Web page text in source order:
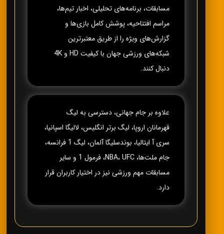
مسابقات، برنامه‌های تحلیلی، اخبار تیم‌ها،
مراسم افتتاحیه، پوشش کامل بازی‌ها و
گزارش‌های ویژه را از طریق معتبرترین
شبکه‌های ورزشی جهان با کیفیت HD و 4K
دنبال کنند.
علاوه بر جام جهانی، دسترسی به لیگ
قهرمانان اروپا، لیگ برتر انگلیس، لالیگا اسپانیا،
سری آ ایتالیا، بوندسلیگا آلمان، لیگ 1 فرانسه،
جام ملت‌ها، NBA، UFC، فرمول 1 و سایر
مسابقات مهم ورزشی نیز در اختیار کاربران قرار
دارد.